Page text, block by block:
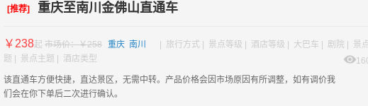
[推荐] 重庆至南川金佛山直通车
￥238起 市场价：￥258 重庆 南川
| 旅行方式 | 景点等级 | 酒店等级 | 大巴车 | 剧院 | 景
题 | 景点主题 | 酒店类型
该直通车方便快捷，直达景区，无需中转。产品价格会因市场原因有所调整，如有调价我
们会在你下单后二次进行确认。